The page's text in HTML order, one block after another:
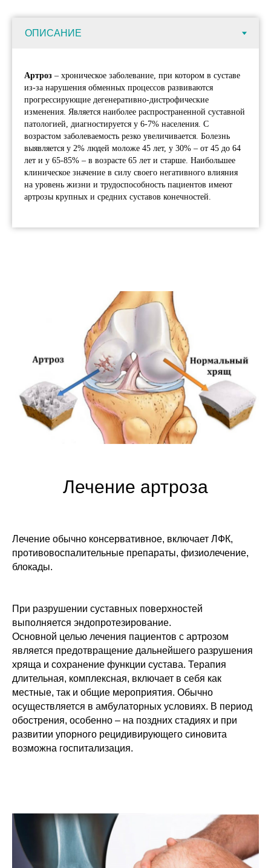
Артроз – хроническое заболевание, при котором в суставе
из-за нарушения обменных процессов развиваются
прогрессирующие дегенеративно-дистрофические
изменения. Является наиболее распространенной суставной
патологией, диагностируется у 6-7% населения. С
возрастом заболеваемость резко увеличивается. Болезнь
выявляется у 2% людей моложе 45 лет, у 30% – от 45 до 64
лет и у 65-85% – в возрасте 65 лет и старше. Наибольшее
клиническое значение в силу своего негативного влияния
на уровень жизни и трудоспособность пациентов имеют
артрозы крупных и средних суставов конечностей.
Лечение артроза
Лечение обычно консервативное, включает ЛФК,
противовоспалительные препараты, физиолечение,
блокады.
При разрушении суставных поверхностей
выполняется эндопротезирование.
Основной целью лечения пациентов с артрозом
является предотвращение дальнейшего разрушения
хряща и сохранение функции сустава. Терапия
длительная, комплексная, включает в себя как
местные, так и общие мероприятия. Обычно
осуществляется в амбулаторных условиях. В период
обострения, особенно – на поздних стадиях и при
развитии упорного рецидивирующего синовита
возможна госпитализация.